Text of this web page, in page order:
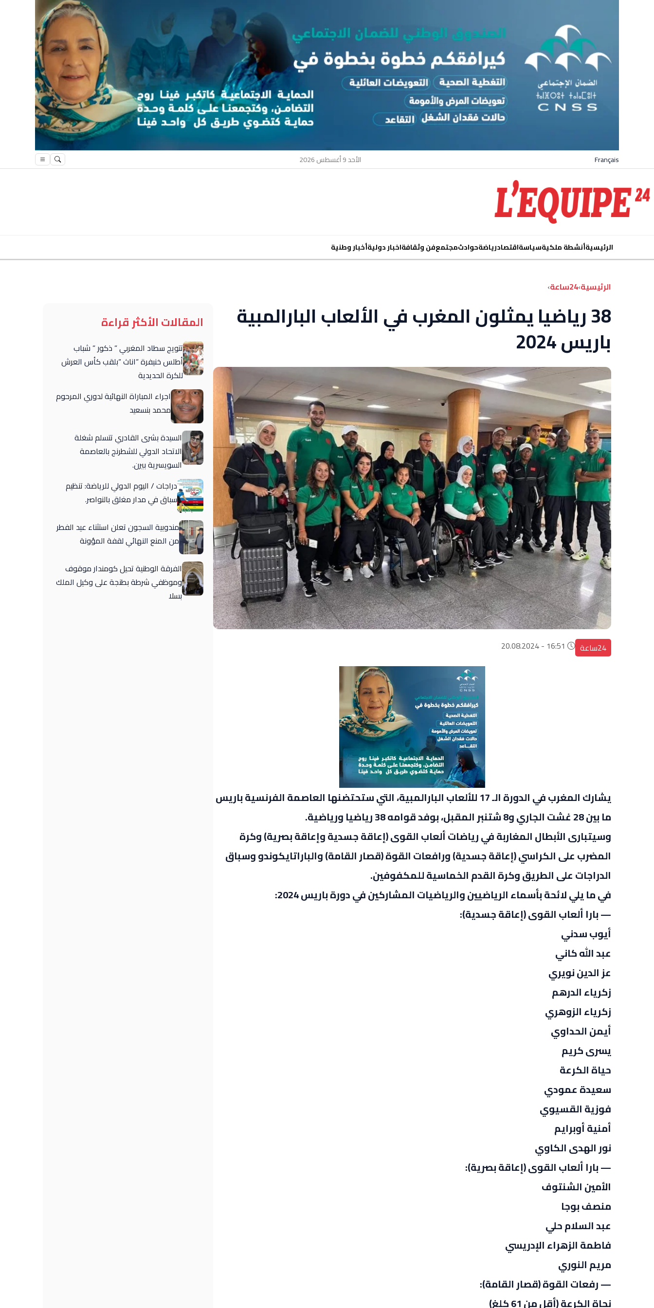
Français الأحد 9 أغسطس 2026
الرئيسيةأنشطة ملكيةسياسةاقتصادرياضةحوادثمجتمعفن وثقافةاخبار دوليةأخبار وطنية
الرئيسية›24ساعة ›
38 رياضيا يمثلون المغرب في الألعاب البارالمبية
باريس 2024
24ساعة
يشارك المغرب في الدورة الـ 17 للألعاب البارالمبية، التي ستحتضنها العاصمة الفرنسية باريس
ما بين 28 غشت الجاري و8 شتنبر المقبل، بوفد قوامه 38 رياضيا ورياضية.
وسيتبارى الأبطال المغاربة في رياضات ألعاب القوى (إعاقة جسدية وإعاقة بصرية) وكرة
المضرب على الكراسي (إعاقة جسدية) ورافعات القوة (قصار القامة) والباراتايكوندو وسباق
الدراجات على الطريق وكرة القدم الخماسية للمكفوفين.
في ما يلي لائحة بأسماء الرياضيين والرياضيات المشاركين في دورة باريس 2024:
— بارا ألعاب القوى (إعاقة جسدية):
أيوب سدني
عبد الله كاني
عز الدين نويري
زكرياء الدرهم
زكرياء الزوهري
أيمن الحداوي
يسرى كريم
حياة الكرعة
سعيدة عمودي
فوزية القسيوي
أمنية أوبرايم
نور الهدى الكاوي
— بارا ألعاب القوى (إعاقة بصرية):
الأمين الشنتوف
منصف بوجا
عبد السلام حلي
فاطمة الزهراء الإدريسي
مريم النوري
— رفعات القوة (قصار القامة):
نجاة الكرعة (أقل من 61 كلغ)
المقالات الأكثر قراءة
تتويج سطاد المغربي ” ذكور ” شباب
أطلس خنيفرة “اناث “بلقب كأس العرش
للكرة الحديدية
اجراء المباراة النهائية لدوري المرحوم
محمد بنسعيد
السيدة بشرى القادري تتسلم شغلة
الاتحاد الدولي للشطرنج بالعاصمة
السويسرية بيرن.
دراجات / اليوم الدولي للرياضة: تنظيم
سباق في مدار مغلق بالنواصر.
مندوبية السجون تعلن استثناء عيد الفطر
من المنع النهائي لقفة المؤونة
الفرقة الوطنية تحيل كومندار موقوف
وموظفي شرطة بطنجة على وكيل الملك
بسلا